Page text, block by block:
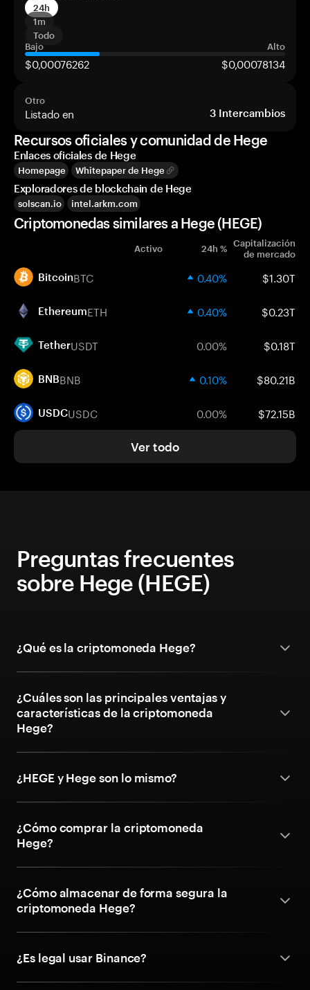
24h
1m
Todo
Bajo
Alto
$0,00076262 $0,00078134
Otro
Listado en 3 Intercambios
Recursos oficiales y comunidad de Hege
Enlaces oficiales de Hege
Homepage Whitepaper de Hege
Exploradores de blockchain de Hege
solscan.io intel.arkm.com
Criptomonedas similares a Hege (HEGE)
Activo 24h % Capitalización
de mercado
BitcoinBTC 0.40% $1.30T
EthereumETH 0.40% $0.23T
TetherUSDT 0.00% $0.18T
BNBBNB 0.10% $80.21B
USDCUSDC 0.00% $72.15B
Ver todo
Preguntas frecuentes
sobre Hege (HEGE)
¿Qué es la criptomoneda Hege?
¿Cuáles son las principales ventajas y
características de la criptomoneda
Hege?
¿HEGE y Hege son lo mismo?
¿Cómo comprar la criptomoneda
Hege?
¿Cómo almacenar de forma segura la
criptomoneda Hege?
¿Es legal usar Binance?